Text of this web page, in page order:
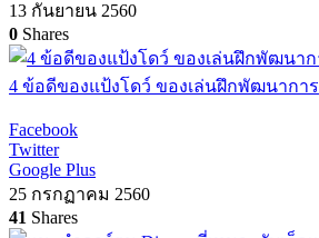
13 กันยายน 2560
0 Shares
4 ข้อดีของแป้งโดว์ ของเล่นฝึกพัฒนาการ
Facebook
Twitter
Google Plus
25 กรกฏาคม 2560
41 Shares